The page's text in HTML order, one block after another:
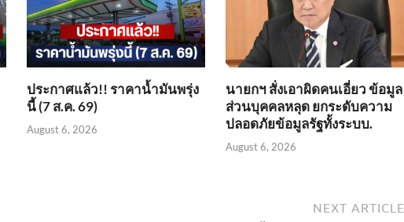
ประกาศแล้ว!! ราคาน้ำมันพรุ่ง
นี้ (7 ส.ค. 69)
August 6, 2026
นายกฯ สั่งเอาผิดคนเอี่ยว ข้อมูล
ส่วนบุคคลหลุด ยกระดับความ
ปลอดภัยข้อมูลรัฐทั้งระบบ.
August 6, 2026
NEXT ARTICLE